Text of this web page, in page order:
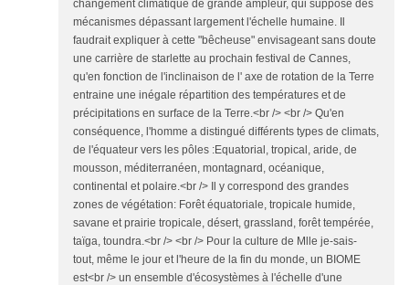
changement climatique de grande ampleur, qui suppose des
mécanismes dépassant largement l'échelle humaine. Il
faudrait expliquer à cette "bêcheuse" envisageant sans doute
une carrière de starlette au prochain festival de Cannes,
qu'en fonction de l'inclinaison de l' axe de rotation de la Terre
entraine une inégale répartition des températures et de
précipitations en surface de la Terre.<br /> <br /> Qu'en
conséquence, l'homme a distingué différents types de climats,
de l'équateur vers les pôles :Equatorial, tropical, aride, de
mousson, méditerranéen, montagnard, océanique,
continental et polaire.<br /> Il y correspond des grandes
zones de végétation: Forêt équatoriale, tropicale humide,
savane et prairie tropicale, désert, grassland, forêt tempérée,
taïga, toundra.<br /> <br /> Pour la culture de Mlle je-sais-
tout, même le jour et l'heure de la fin du monde, un BIOME
est<br /> un ensemble d'écosystèmes à l'échelle d'une